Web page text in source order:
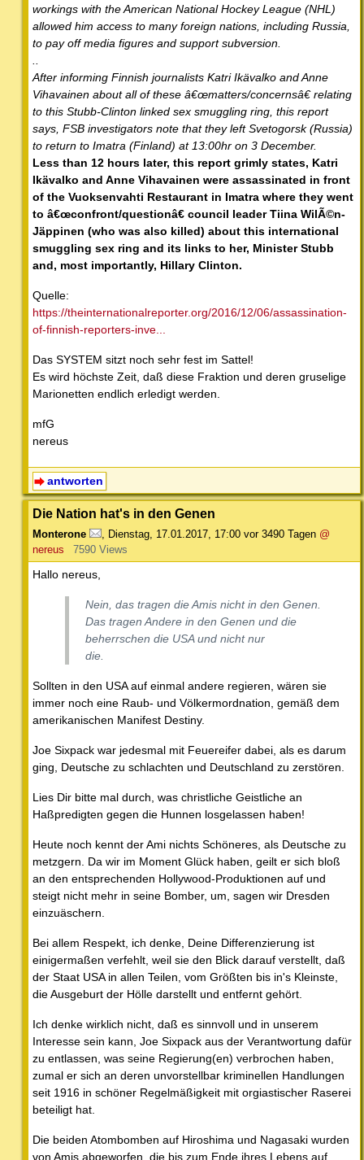
workings with the American National Hockey League (NHL)
allowed him access to many foreign nations, including Russia,
to pay off media figures and support subversion.
After informing Finnish journalists Katri Ikävalko and Anne
Vihavainen about all of these â€œmatters/concernsâ€ relating
to this Stubb-Clinton linked sex smuggling ring, this report
says, FSB investigators note that they left Svetogorsk (Russia)
to return to Imatra (Finland) at 13:00hr on 3 December.
Less than 12 hours later, this report grimly states, Katri
Ikävalko and Anne Vihavainen were assassinated in front
of the Vuoksenvahti Restaurant in Imatra where they went
to â€œconfront/questionâ€ council leader Tiina WilÃ©n-
Jäppinen (who was also killed) about this international
smuggling sex ring and its links to her, Minister Stubb
and, most importantly, Hillary Clinton.
Quelle:
https://theinternationalreporter.org/2016/12/06/assassination-
of-finnish-reporters-inve...
Das SYSTEM sitzt noch sehr fest im Sattel!
Es wird höchste Zeit, daß diese Fraktion und deren gruselige
Marionetten endlich erledigt werden.
mfG
nereus
antworten
Die Nation hat's in den Genen
Monterone Dienstag, 17.01.2017, 17:00 vor 3490 Tagen @
nereus
7590 Views
Hallo nereus,
Nein, das tragen die Amis nicht in den Genen.
Das tragen Andere in den Genen und die
beherrschen die USA und nicht nur
die.
Sollten in den USA auf einmal andere regieren, wären sie
immer noch eine Raub- und Völkermordnation, gemäß dem
amerikanischen Manifest Destiny.
Joe Sixpack war jedesmal mit Feuereifer dabei, als es darum
ging, Deutsche zu schlachten und Deutschland zu zerstören.
Lies Dir bitte mal durch, was christliche Geistliche an
Haßpredigten gegen die Hunnen losgelassen haben!
Heute noch kennt der Ami nichts Schöneres, als Deutsche zu
metzgern. Da wir im Moment Glück haben, geilt er sich bloß
an den entsprechenden Hollywood-Produktionen auf und
steigt nicht mehr in seine Bomber, um, sagen wir Dresden
einzuäschern.
Bei allem Respekt, ich denke, Deine Differenzierung ist
einigermaßen verfehlt, weil sie den Blick darauf verstellt, daß
der Staat USA in allen Teilen, vom Größten bis in's Kleinste,
die Ausgeburt der Hölle darstellt und entfernt gehört.
Ich denke wirklich nicht, daß es sinnvoll und in unserem
Interesse sein kann, Joe Sixpack aus der Verantwortung dafür
zu entlassen, was seine Regierung(en) verbrochen haben,
zumal er sich an deren unvorstellbar kriminellen Handlungen
seit 1916 in schöner Regelmäßigkeit mit orgiastischer Raserei
beteiligt hat.
Die beiden Atombomben auf Hiroshima und Nagasaki wurden
von Amis abgeworfen, die bis zum Ende ihres Lebens auf